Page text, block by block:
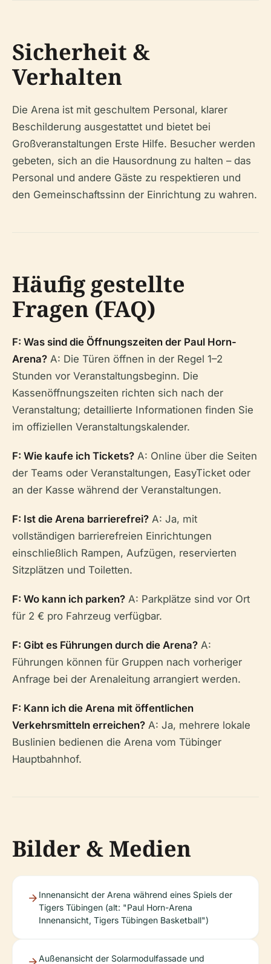
Sicherheit &
Verhalten
Die Arena ist mit geschultem Personal, klarer
Beschilderung ausgestattet und bietet bei
Großveranstaltungen Erste Hilfe. Besucher werden
gebeten, sich an die Hausordnung zu halten – das
Personal und andere Gäste zu respektieren und
den Gemeinschaftssinn der Einrichtung zu wahren.
Häufig gestellte
Fragen (FAQ)
F: Was sind die Öffnungszeiten der Paul Horn-
Arena? A: Die Türen öffnen in der Regel 1–2
Stunden vor Veranstaltungsbeginn. Die
Kassenöffnungszeiten richten sich nach der
Veranstaltung; detaillierte Informationen finden Sie
im offiziellen Veranstaltungskalender.
F: Wie kaufe ich Tickets? A: Online über die Seiten
der Teams oder Veranstaltungen, EasyTicket oder
an der Kasse während der Veranstaltungen.
F: Ist die Arena barrierefrei? A: Ja, mit
vollständigen barrierefreien Einrichtungen
einschließlich Rampen, Aufzügen, reservierten
Sitzplätzen und Toiletten.
F: Wo kann ich parken? A: Parkplätze sind vor Ort
für 2 € pro Fahrzeug verfügbar.
F: Gibt es Führungen durch die Arena? A:
Führungen können für Gruppen nach vorheriger
Anfrage bei der Arenaleitung arrangiert werden.
F: Kann ich die Arena mit öffentlichen
Verkehrsmitteln erreichen? A: Ja, mehrere lokale
Buslinien bedienen die Arena vom Tübinger
Hauptbahnhof.
Bilder & Medien
Innenansicht der Arena während eines Spiels der
Tigers Tübingen (alt: "Paul Horn-Arena
Innenansicht, Tigers Tübingen Basketball")
Außenansicht der Solarmodulfassade und